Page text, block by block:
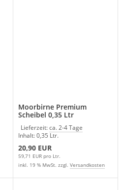
Moorbirne Premium
Scheibel 0,35 Ltr
Lieferzeit:ca. 2-4 Tage
Inhalt: 0,35 Ltr.
20,90 EUR
59,71 EUR pro Ltr.
inkl. 19 % MwSt. zzgl. Versandkosten